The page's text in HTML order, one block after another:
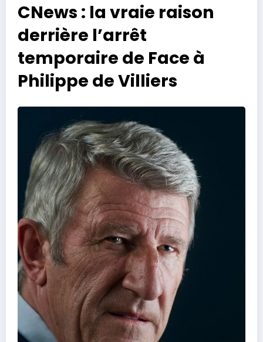
CNews : la vraie raison
derrière l’arrêt
temporaire de Face à
Philippe de Villiers